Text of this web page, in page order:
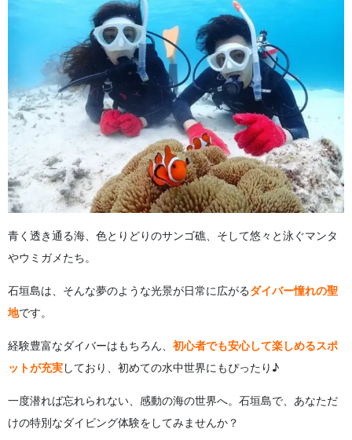
青く透き通る海、色とりどりのサンゴ礁、そして悠々と泳ぐマンタ
やウミガメたち。
石垣島は、そんな夢のような光景が日常に広がるダイバー憧れの聖
地です。
経験豊富なダイバーはもちろん、 初心者でも安心して楽しめるスポ
ットが充実しており、初めての水中世界にもぴったり♪
一度潜れば忘れられない、感動の海の世界へ。石垣島で、あなただ
けの特別なダイビング体験をしてみませんか？